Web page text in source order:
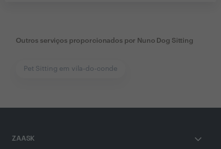
Outros serviços proporcionados por Nuno Dog Sitting
Pet Sitting em vila-do-conde
ZAASK